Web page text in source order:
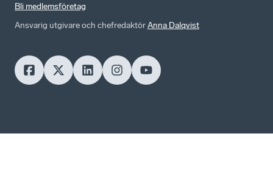
Bli medlemsföretag
Ansvarig utgivare och chefredaktörAnna Dalqvist